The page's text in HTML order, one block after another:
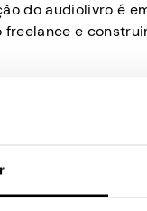
do audiolivro é
e
pode ganhar
áudio para garantir